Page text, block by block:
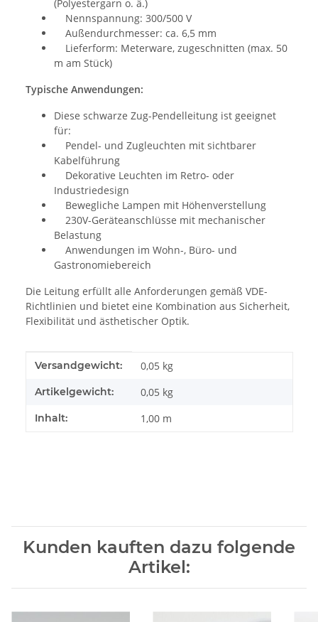
(Polyestergarn o. ä.)
Nennspannung: 300/500 V
Außendurchmesser: ca. 6,5 mm
Lieferform: Meterware, zugeschnitten (max. 50
m am Stück)
Typische Anwendungen:
Diese schwarze Zug-Pendelleitung ist geeignet
für:
Pendel- und Zugleuchten mit sichtbarer
Kabelführung
Dekorative Leuchten im Retro- oder
Industriedesign
Bewegliche Lampen mit Höhenverstellung
230V-Geräteanschlüsse mit mechanischer
Belastung
Anwendungen im Wohn-, Büro- und
Gastronomiebereich
Die Leitung erfüllt alle Anforderungen gemäß VDE-
Richtlinien und bietet eine Kombination aus Sicherheit,
Flexibilität und ästhetischer Optik.
Produkteigenschaft
Wert
Versandgewicht: 0,05 kg
Artikelgewicht: 0,05 kg
Inhalt: 1,00 m
Kunden kauften dazu folgende
Artikel: